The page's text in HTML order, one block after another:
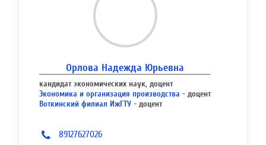
Орлова Надежда Юрьевна
кандидат экономических наук, доцент
Экономика и организация производства - доцент
Воткинский филиал ИжГТУ - доцент
89127627026